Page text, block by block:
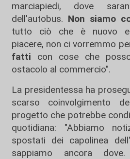
marciapiedi, dove
dell'autobus. Non siamo
tutto ciò che è nuovo e
piacere, non ci vorremmo
fatti con cose che
ostacolo al commercio".
La presidentessa ha
scarso coinvolgimento
progetto che potrebbe
quotidiana: "Abbiamo
spostati dei capolinea
sappiamo ancora